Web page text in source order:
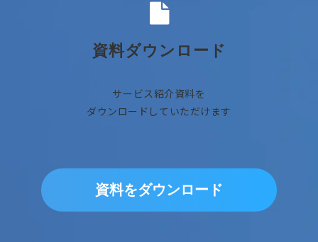
資料ダウンロード
サービス紹介資料を
ダウンロードしていただけます
資料をダウンロード